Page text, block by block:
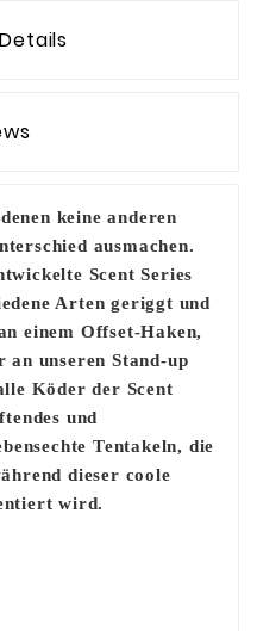
keine anderen
ausmachen.
Scent Series
Arten geriggt und
einem Offset-Haken,
unseren Stand-up
Köder der Scent
und
Tentakeln, die
dieser coole
wird.